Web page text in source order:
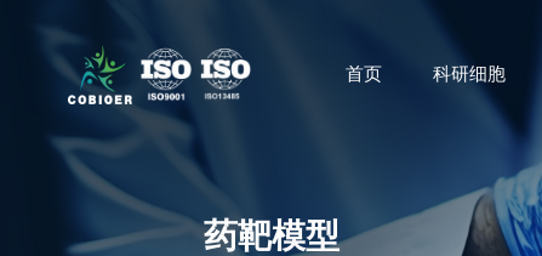
首页 科研细胞
药靶模型